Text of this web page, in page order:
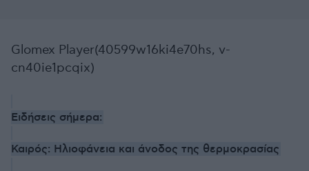
Glomex Player(40599w16ki4e70hs, v-
cn40ie1pcqix)
Ειδήσεις σήμερα:
Καιρός: Ηλιοφάνεια και άνοδος της θερμοκρασίας